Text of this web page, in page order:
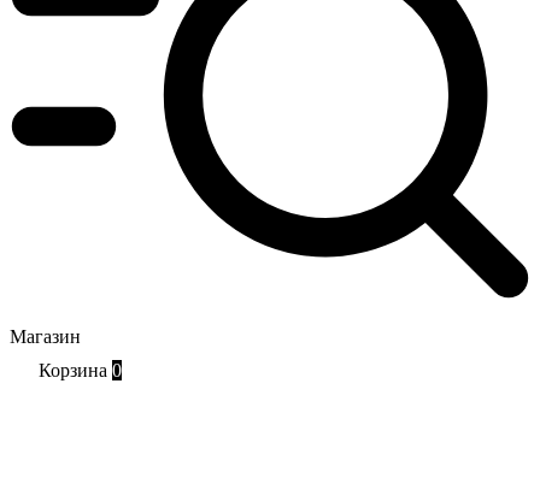
Магазин
Корзина 0